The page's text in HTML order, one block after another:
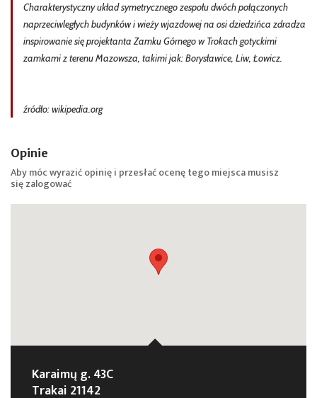
Charakterystyczny układ symetrycznego zespołu dwóch połączonych
naprzeciwległych budynków i wieży wjazdowej na osi dziedzińca zdradza
inspirowanie się projektanta Zamku Górnego w Trokach gotyckimi
zamkami z terenu Mazowsza, takimi jak: Borysławice, Liw, Łowicz.
źródło: wikipedia.org
Opinie
Aby móc wyrazić opinię i przesłać ocenę tego miejsca musisz
sięzalogować
Karaimų g. 43C
Trakai 21142